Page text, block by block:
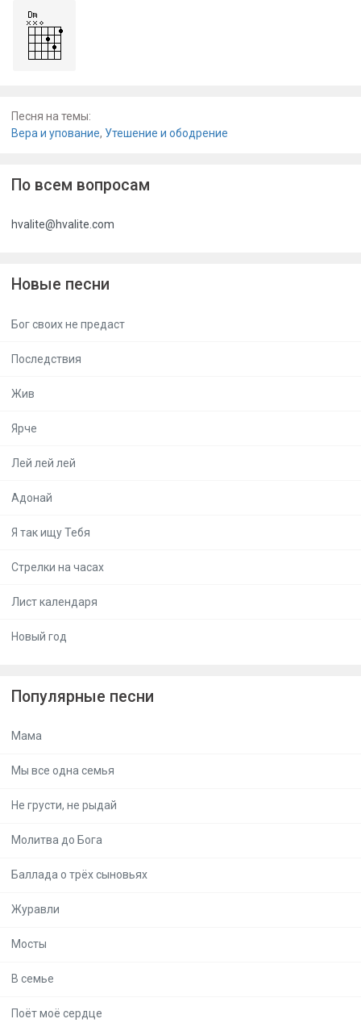
Песня на темы:
Вера и упование, Утешение и ободрение
По всем вопросам
hvalite@hvalite.com
Новые песни
Бог своих не предаст
Последствия
Жив
Ярче
Лей лей лей
Адонай
Я так ищу Тебя
Стрелки на часах
Лист календаря
Новый год
Популярные песни
Мама
Мы все одна семья
Не грусти, не рыдай
Молитва до Бога
Баллада о трёх сыновьях
Журавли
Мосты
В семье
Поёт моё сердце